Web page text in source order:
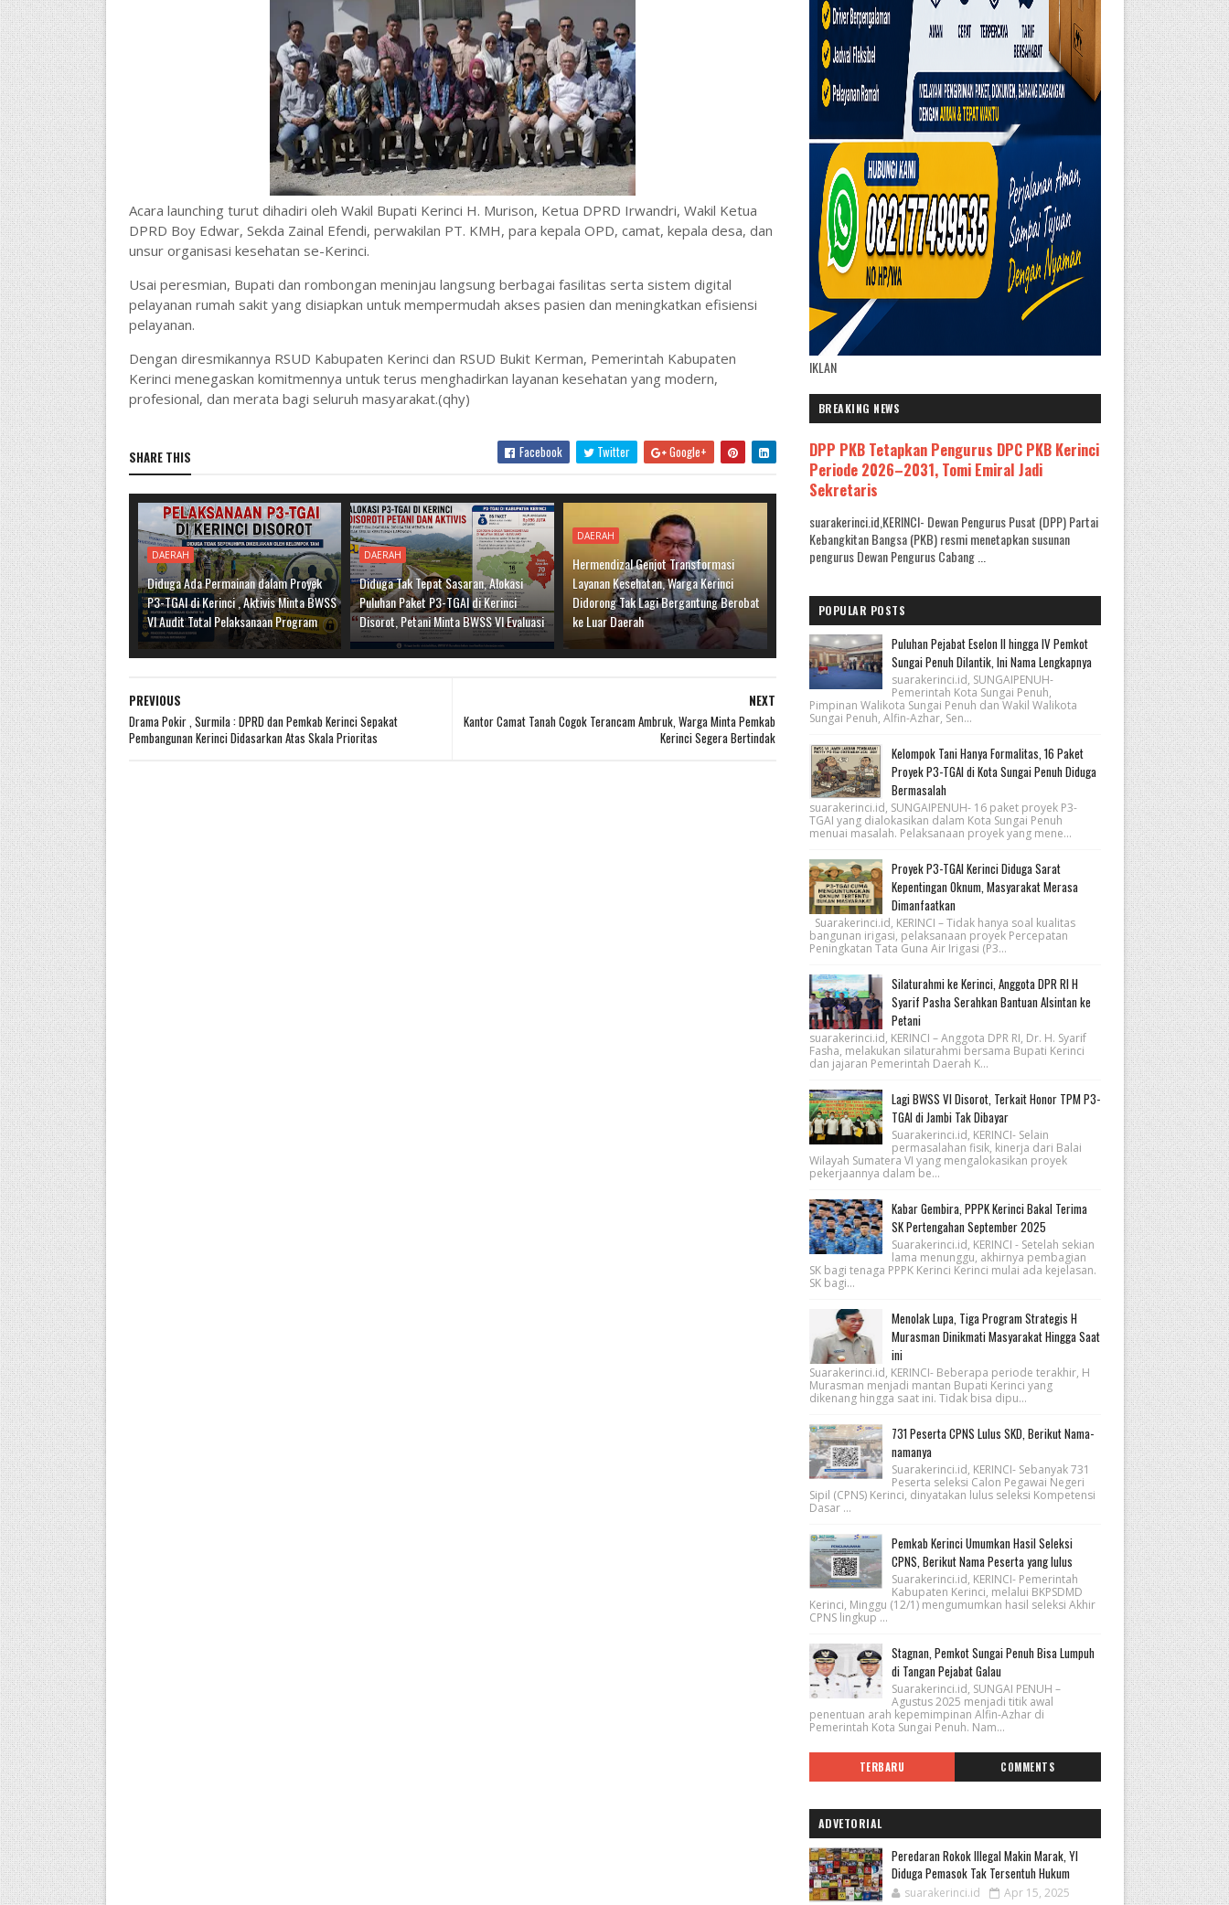
Acara launching turut dihadiri oleh Wakil Bupati Kerinci H. Murison, Ketua DPRD Irwandri, Wakil Ketua
DPRD Boy Edwar, Sekda Zainal Efendi, perwakilan PT. KMH, para kepala OPD, camat, kepala desa, dan
unsur organisasi kesehatan se-Kerinci.
Usai peresmian, Bupati dan rombongan meninjau langsung berbagai fasilitas serta sistem digital
pelayanan rumah sakit yang disiapkan untuk mempermudah akses pasien dan meningkatkan efisiensi
pelayanan.
Dengan diresmikannya RSUD Kabupaten Kerinci dan RSUD Bukit Kerman, Pemerintah Kabupaten
Kerinci menegaskan komitmennya untuk terus menghadirkan layanan kesehatan yang modern,
profesional, dan merata bagi seluruh masyarakat.(qhy)
SHARE THIS Facebook Twitter Google+
DAERAH
Diduga Ada Permainan dalam Proyek
P3-TGAI di Kerinci , Aktivis Minta BWSS
VI Audit Total Pelaksanaan Program
DAERAH
Diduga Tak Tepat Sasaran, Alokasi
Puluhan Paket P3-TGAI di Kerinci
Disorot, Petani Minta BWSS VI Evaluasi
DAERAH
Hermendizal Genjot Transformasi
Layanan Kesehatan, Warga Kerinci
Didorong Tak Lagi Bergantung Berobat
ke Luar Daerah
NEXT
Kantor Camat Tanah Cogok Terancam Ambruk, Warga Minta Pemkab
Kerinci Segera Bertindak
PREVIOUS
Drama Pokir , Surmila : DPRD dan Pemkab Kerinci Sepakat
Pembangunan Kerinci Didasarkan Atas Skala Prioritas
IKLAN
BREAKING NEWS
DPP PKB Tetapkan Pengurus DPC PKB Kerinci
Periode 2026–2031, Tomi Emiral Jadi
Sekretaris
suarakerinci.id,KERINCI- Dewan Pengurus Pusat (DPP) Partai
Kebangkitan Bangsa (PKB) resmi menetapkan susunan
pengurus Dewan Pengurus Cabang ...
POPULAR POSTS
Puluhan Pejabat Eselon II hingga IV Pemkot
Sungai Penuh Dilantik, Ini Nama Lengkapnya
suarakerinci.id, SUNGAIPENUH-
Pemerintah Kota Sungai Penuh,
Pimpinan Walikota Sungai Penuh dan Wakil Walikota
Sungai Penuh, Alfin-Azhar, Sen...
Kelompok Tani Hanya Formalitas, 16 Paket
Proyek P3-TGAI di Kota Sungai Penuh Diduga
Bermasalah
suarakerinci.id, SUNGAIPENUH- 16 paket proyek P3-
TGAI yang dialokasikan dalam Kota Sungai Penuh
menuai masalah. Pelaksanaan proyek yang mene...
Proyek P3-TGAI Kerinci Diduga Sarat
Kepentingan Oknum, Masyarakat Merasa
Dimanfaatkan
Suarakerinci.id, KERINCI – Tidak hanya soal kualitas
bangunan irigasi, pelaksanaan proyek Percepatan
Peningkatan Tata Guna Air Irigasi (P3...
Silaturahmi ke Kerinci, Anggota DPR RI H
Syarif Pasha Serahkan Bantuan Alsintan ke
Petani
suarakerinci.id, KERINCI – Anggota DPR RI, Dr. H. Syarif
Fasha, melakukan silaturahmi bersama Bupati Kerinci
dan jajaran Pemerintah Daerah K...
Lagi BWSS VI Disorot, Terkait Honor TPM P3-
TGAI di Jambi Tak Dibayar
Suarakerinci.id, KERINCI- Selain
permasalahan fisik, kinerja dari Balai
Wilayah Sumatera VI yang mengalokasikan proyek
pekerjaannya dalam be...
Kabar Gembira, PPPK Kerinci Bakal Terima
SK Pertengahan September 2025
Suarakerinci.id, KERINCI - Setelah sekian
lama menunggu, akhirnya pembagian
SK bagi tenaga PPPK Kerinci Kerinci mulai ada kejelasan.
SK bagi...
Menolak Lupa, Tiga Program Strategis H
Murasman Dinikmati Masyarakat Hingga Saat
ini
Suarakerinci.id, KERINCI- Beberapa periode terakhir, H
Murasman menjadi mantan Bupati Kerinci yang
dikenang hingga saat ini. Tidak bisa dipu...
731 Peserta CPNS Lulus SKD, Berikut Nama-
namanya
Suarakerinci.id, KERINCI- Sebanyak 731
Peserta seleksi Calon Pegawai Negeri
Sipil (CPNS) Kerinci, dinyatakan lulus seleksi Kompetensi
Dasar ...
Pemkab Kerinci Umumkan Hasil Seleksi
CPNS, Berikut Nama Peserta yang lulus
Suarakerinci.id, KERINCI- Pemerintah
Kabupaten Kerinci, melalui BKPSDMD
Kerinci, Minggu (12/1) mengumumkan hasil seleksi Akhir
CPNS lingkup ...
Stagnan, Pemkot Sungai Penuh Bisa Lumpuh
di Tangan Pejabat Galau
Suarakerinci.id, SUNGAI PENUH –
Agustus 2025 menjadi titik awal
penentuan arah kepemimpinan Alfin-Azhar di
Pemerintah Kota Sungai Penuh. Nam...
TERBARU COMMENTS
ADVETORIAL
Peredaran Rokok Illegal Makin Marak, YI
Diduga Pemasok Tak Tersentuh Hukum
suarakerinci.id Apr 15, 2025